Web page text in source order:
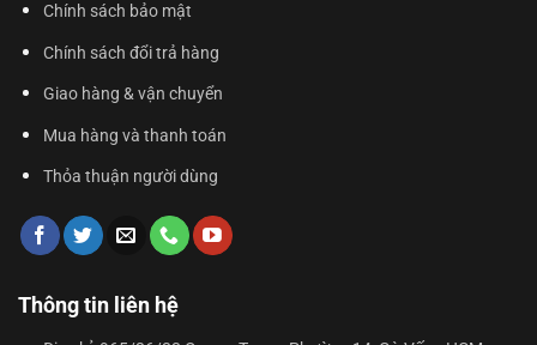
Chính sách bảo mật
Chính sách đổi trả hàng
Giao hàng & vận chuyển
Mua hàng và thanh toán
Thỏa thuận người dùng
Thông tin liên hệ